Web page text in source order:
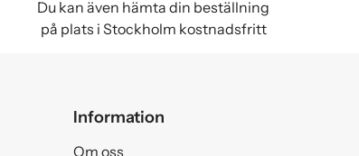
Du kan även hämta din beställning
på plats i Stockholm kostnadsfritt
Information
Om oss